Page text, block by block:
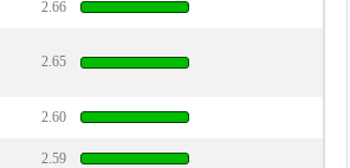
2.66
2.65
2.60
2.59